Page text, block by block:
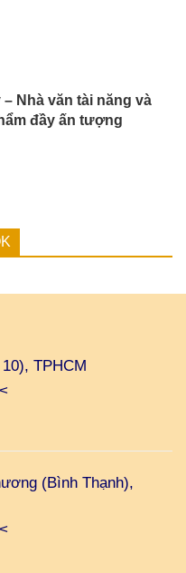
Nhà văn tài năng và
đầy ấn tượng
TPHCM
(Bình Thạnh),